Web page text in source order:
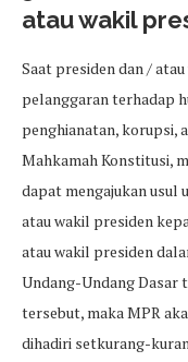
atau wakil
Saat presiden dan /
pelanggaran terhadap
penghianatan, korupsi,
Mahkamah Konstitusi,
dapat mengajukan usul
atau wakil presiden
atau wakil presiden
Undang-Undang Dasar
tersebut, maka MPR
dihadiri setkurang-